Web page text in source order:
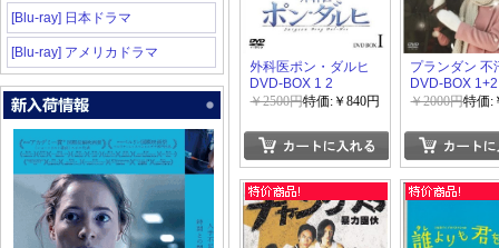
[Blu-ray] 日本ドラマ
[Blu-ray] アメリカドラマ
外科医ポン・ダルヒ
DVD-BOX 1 2
￥2500円特価:￥840円
プランダン 不
DVD-BOX 1+2
￥2000円特価: